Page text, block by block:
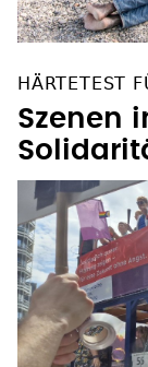
HÄRTETEST
Szenen